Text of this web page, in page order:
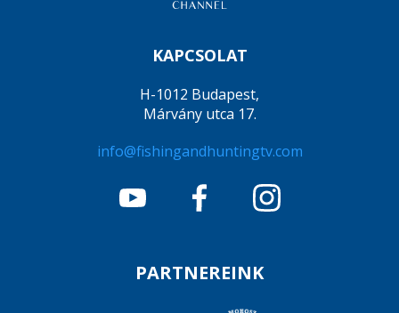
KAPCSOLAT
H-1012 Budapest,
Márvány utca 17.
info@fishingandhuntingtv.com
PARTNEREINK